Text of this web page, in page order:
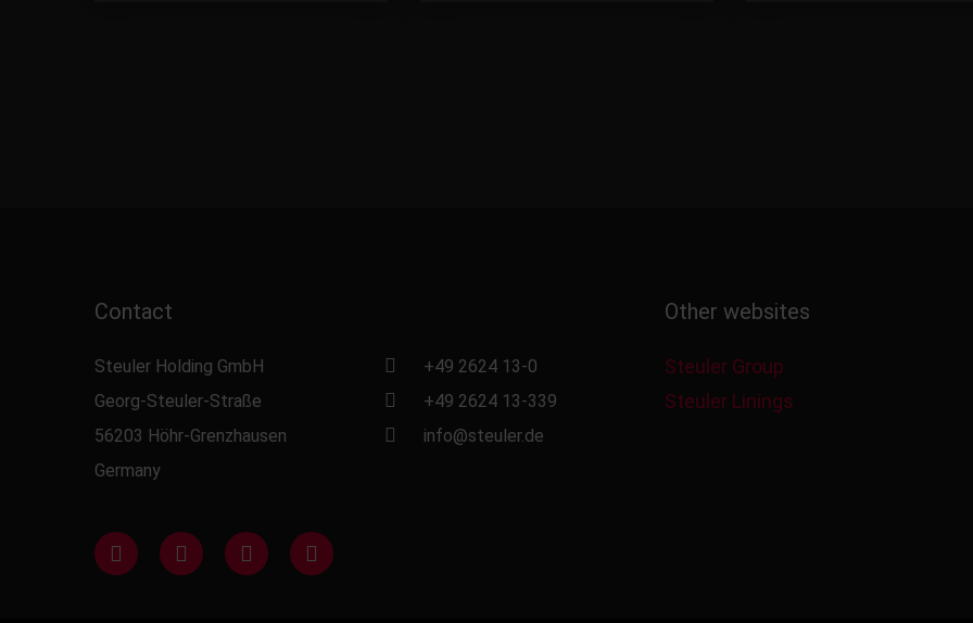
Contact
Steuler Holding GmbH
Georg-Steuler-Straße
56203 Höhr-Grenzhausen
Germany
+49 2624 13-0
+49 2624 13-339
info@steuler.de
Other websites
Steuler Group
Steuler Linings